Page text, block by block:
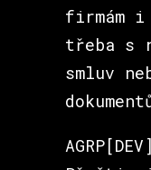
firmám
třeba s
smluv